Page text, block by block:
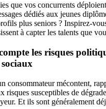
que vos concurrents
dédiés aux jeunes
plus seniors ? Inspirez-
à capter les talents que
les risques
consommateur mécontent,
risques susceptibles de
Et ils sont généralement